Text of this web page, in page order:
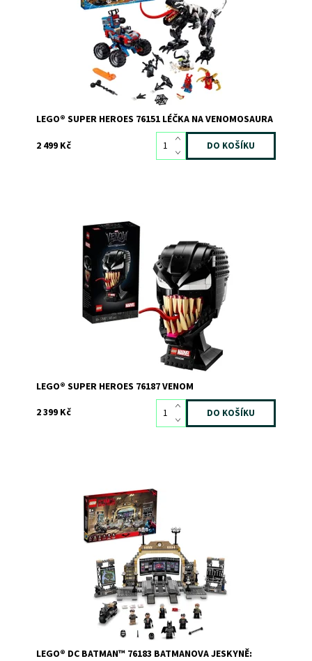
Dostupnost:
Skladem 2
9373
LEGO
LEGO® SUPER HEROES 76151 LÉČKA NA VENOMOSAURA
2 499 Kč
Postavte si Venoma, mimozemšťana se zuby ostřejšími
Dostupnost:
Skladem >3
8857
LEGO
LEGO® SUPER HEROES 76187 VENOM
2 399 Kč
Dobrodružství s Batmanem v jeho jeskyni plné funkcí
Dostupnost:
Skladem3
9480
LEGO® DC BATMAN™ 76183 BATMANOVA JESKYNĚ: